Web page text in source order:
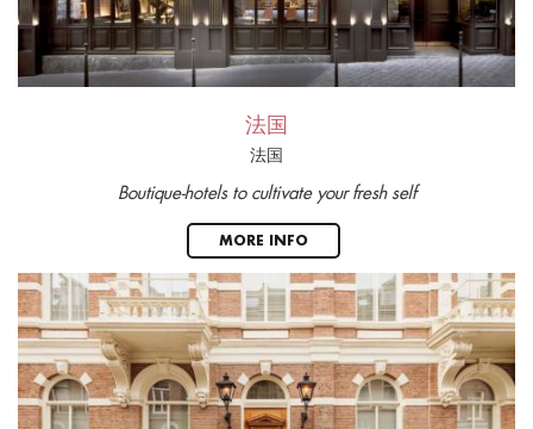
法国
法国
Boutique-hotels to cultivate your fresh self
MORE INFO